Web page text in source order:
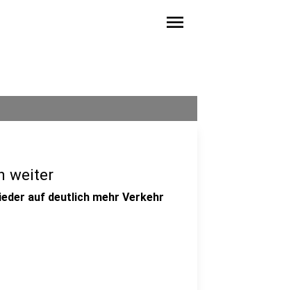
menu
weiter
auf deutlich mehr Verkehr